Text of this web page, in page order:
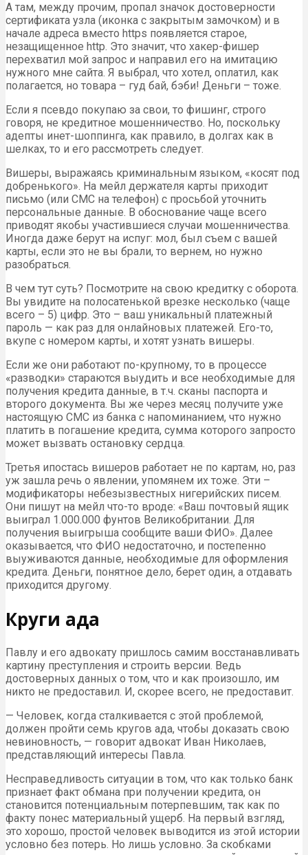
А там, между прочим, пропал значок достоверности
сертификата узла (иконка с закрытым замочком) и в
начале адреса вместо https появляется старое,
незащищенное http. Это значит, что хакер-фишер
перехватил мой запрос и направил его на имитацию
нужного мне сайта. Я выбрал, что хотел, оплатил, как
полагается, но товара – гуд бай, бэби! Деньги – тоже.
Если я псевдо покупаю за свои, то фишинг, строго
говоря, не кредитное мошенничество. Но, поскольку
адепты инет-шоппинга, как правило, в долгах как в
шелках, то и его рассмотреть следует.
Вишеры, выражаясь криминальным языком, «косят под
добренького». На мейл держателя карты приходит
письмо (или СМС на телефон) с просьбой уточнить
персональные данные. В обоснование чаще всего
приводят якобы участившиеся случаи мошенничества.
Иногда даже берут на испуг: мол, был съем с вашей
карты, если это не вы брали, то вернем, но нужно
разобраться.
В чем тут суть? Посмотрите на свою кредитку с оборота.
Вы увидите на полосатенькой врезке несколько (чаще
всего – 5) цифр. Это – ваш уникальный платежный
пароль — как раз для онлайновых платежей. Его-то,
вкупе с номером карты, и хотят узнать вишеры.
Если же они работают по-крупному, то в процессе
«разводки» стараются выудить и все необходимые для
получения кредита данные, в т.ч. сканы паспорта и
второго документа. Вы же через месяц получите уже
настоящую СМС из банка с напоминанием, что нужно
платить в погашение кредита, сумма которого запросто
может вызвать остановку сердца.
Третья ипостась вишеров работает не по картам, но, раз
уж зашла речь о явлении, упомянем их тоже. Эти –
модификаторы небезызвестных нигерийских писем.
Они пишут на мейл что-то вроде: «Ваш почтовый ящик
выиграл 1.000.000 фунтов Великобритании. Для
получения выигрыша сообщите ваши ФИО». Далее
оказывается, что ФИО недостаточно, и постепенно
выуживаются данные, необходимые для оформления
кредита. Деньги, понятное дело, берет один, а отдавать
приходится другому.
Круги ада
Павлу и его адвокату пришлось самим восстанавливать
картину преступления и строить версии. Ведь
достоверных данных о том, что и как произошло, им
никто не предоставил. И, скорее всего, не предоставит.
— Человек, когда сталкивается с этой проблемой,
должен пройти семь кругов ада, чтобы доказать свою
невиновность, — говорит адвокат Иван Николаев,
представляющий интересы Павла.
Несправедливость ситуации в том, что как только банк
признает факт обмана при получении кредита, он
становится потенциальным потерпевшим, так как по
факту понес материальный ущерб. На первый взгляд,
это хорошо, простой человек выводится из этой истории
условно без потерь. Но лишь условно. За скобками